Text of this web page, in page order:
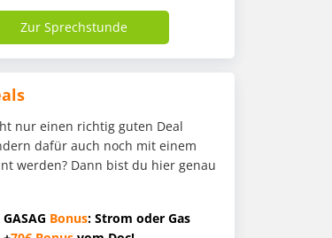
Zur Sprechstunde
nur einen richtig guten Deal
dafür auch noch mit einem
werden? Dann bist du hier genau
GASAG Bonus: Strom oder Gas